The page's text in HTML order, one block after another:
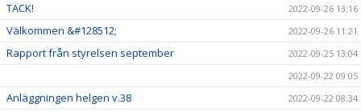
TACK! 2022-09-26 13:16
Välkommen &#128512; 2022-09-26 11:21
Rapport från styrelsen september
2022-09-25 13:04
2022-09-22 09:05
Anläggningen helgen v.38 2022-09-22 08:34